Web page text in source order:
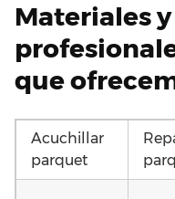
Materiales
que
Acuchillar
parquet